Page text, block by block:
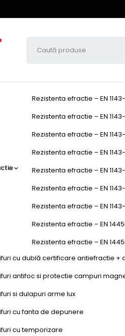
Rezistenta efractie – EN
Rezistenta efractie – EN
Rezistenta efractie – EN
Rezistenta efractie – EN
Rezistenta efractie – EN
Rezistenta efractie – EN
Rezistenta efractie – EN
Rezistenta efractie – EN
Rezistenta efractie – EN
cu dublă certificare antiefractie +
antifoc si protectie campuri
si dulapuri arme lux
cu fanta de depunere
cu temporizare